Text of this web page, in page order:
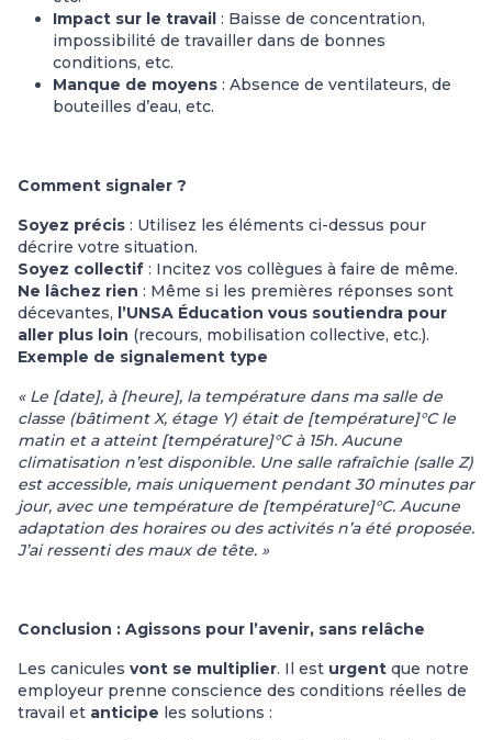
Impact sur le travail : Baisse de concentration,
impossibilité de travailler dans de bonnes
conditions, etc.
Manque de moyens : Absence de ventilateurs, de
bouteilles d’eau, etc.
Comment signaler ?
Soyez précis : Utilisez les éléments ci-dessus pour
décrire votre situation.
Soyez collectif : Incitez vos collègues à faire de même.
Ne lâchez rien : Même si les premières réponses sont
décevantes, l’UNSA Éducation vous soutiendra pour
aller plus loin (recours, mobilisation collective, etc.).
Exemple de signalement type
« Le [date], à [heure], la température dans ma salle de
classe (bâtiment X, étage Y) était de [température]°C le
matin et a atteint [température]°C à 15h. Aucune
climatisation n’est disponible. Une salle rafraîchie (salle Z)
est accessible, mais uniquement pendant 30 minutes par
jour, avec une température de [température]°C. Aucune
adaptation des horaires ou des activités n’a été proposée.
J’ai ressenti des maux de tête. »
Conclusion : Agissons pour l’avenir, sans relâche
Les canicules vont se multiplier. Il est urgent que notre
employeur prenne conscience des conditions réelles de
travail et anticipe les solutions :